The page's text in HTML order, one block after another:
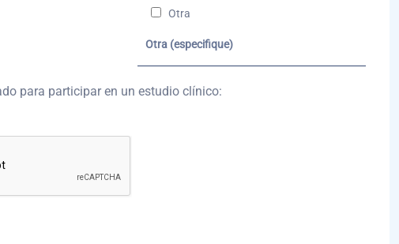
Otra
para participar en un estudio clínico: